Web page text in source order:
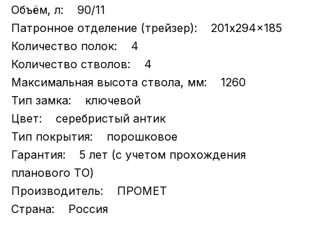
Объём, л: 90/11
Патронное отделение (трейзер): 201x294x185
Количество полок: 4
Количество стволов: 4
Максимальная высота ствола, мм: 1260
Тип замка: ключевой
Цвет: серебристый антик
Тип покрытия: порошковое
Гарантия: 5 лет (с учетом прохождения
планового ТО)
Производитель: ПРОМЕТ
Страна: Россия